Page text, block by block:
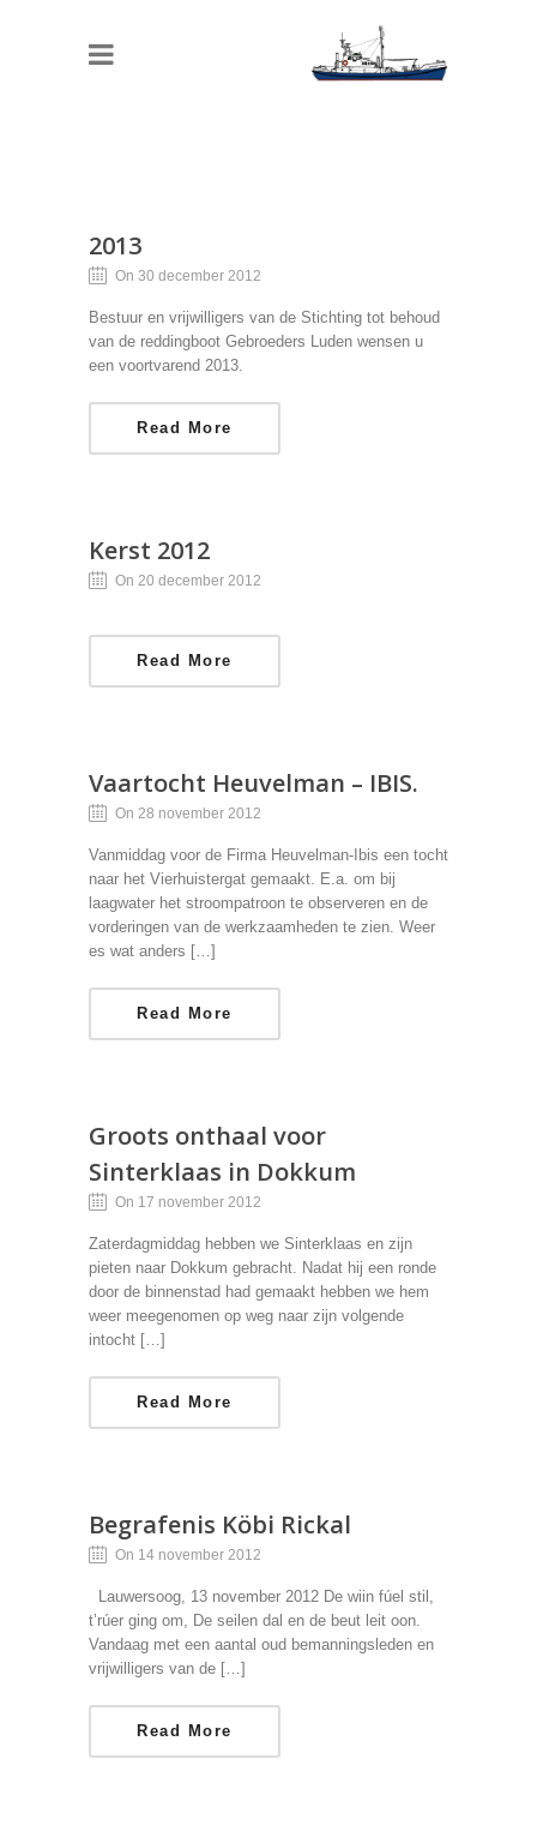
2013
On 30 december 2012
Bestuur en vrijwilligers van de Stichting tot behoud
van de reddingboot Gebroeders Luden wensen u
een voortvarend 2013.
Read More
Kerst 2012
On 20 december 2012
Read More
Vaartocht Heuvelman – IBIS.
On 28 november 2012
Vanmiddag voor de Firma Heuvelman-Ibis een tocht
naar het Vierhuistergat gemaakt. E.a. om bij
laagwater het stroompatroon te observeren en de
vorderingen van de werkzaamheden te zien. Weer
es wat anders […]
Read More
Groots onthaal voor
Sinterklaas in Dokkum
On 17 november 2012
Zaterdagmiddag hebben we Sinterklaas en zijn
pieten naar Dokkum gebracht. Nadat hij een ronde
door de binnenstad had gemaakt hebben we hem
weer meegenomen op weg naar zijn volgende
intocht […]
Read More
Begrafenis Köbi Rickal
On 14 november 2012
Lauwersoog, 13 november 2012 De wiin fúel stil,
t’rúer ging om, De seilen dal en de beut leit oon.
Vandaag met een aantal oud bemanningsleden en
vrijwilligers van de […]
Read More